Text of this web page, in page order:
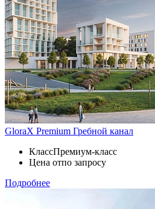
GloraX Premium Гребной канал
КлассПремиум-класс
Цена отпо запросу
Подробнее